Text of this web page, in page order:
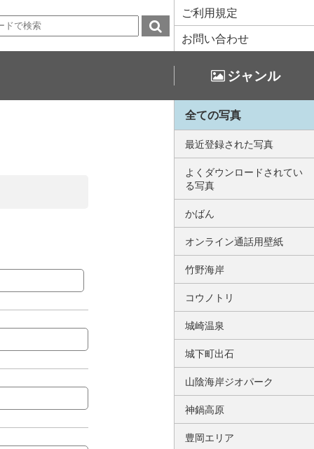
ご利用規定
お問い合わせ
ジャンル
全ての写真
最近登録された写真
よくダウンロードされてい
る写真
かばん
オンライン通話用壁紙
竹野海岸
コウノトリ
城崎温泉
城下町出石
山陰海岸ジオパーク
神鍋高原
豊岡エリア